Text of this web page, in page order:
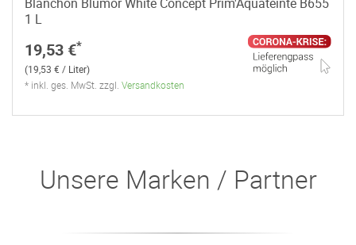
1 L
19,53 €*
(19,53 € / Liter)
* inkl. ges. MwSt. zzgl. Versandkosten
Unsere Marken / Partner